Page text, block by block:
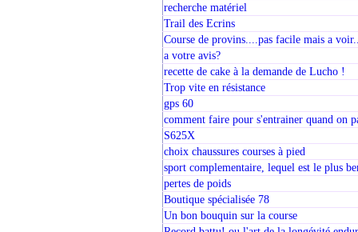
recherche matériel
Trail des Ecrins
Course de provins....pas facile mais a
a votre avis?
recette de cake à la demande de Lucho !
Trop vite en résistance
gps 60
comment faire pour s'entrainer quand on
S625X
choix chaussures courses à pied
sport complementaire, lequel est le plus
pertes de poids
Boutique spécialisée 78
Un bon bouquin sur la course